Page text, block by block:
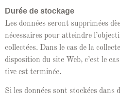
Durée de stock­age
Les don­nées seront sup­primées
néces­saires pour attein­dre
col­lec­tées. Dans le cas de la
dis­po­si­tion du site Web, c’est le
tive est terminée.
Si les don­nées sont stock­ées dans